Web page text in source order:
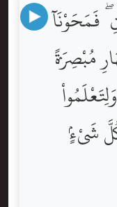
فَمَحَوْنَآ
مُبْصِرَةًۭ
شَىْءٍۢ